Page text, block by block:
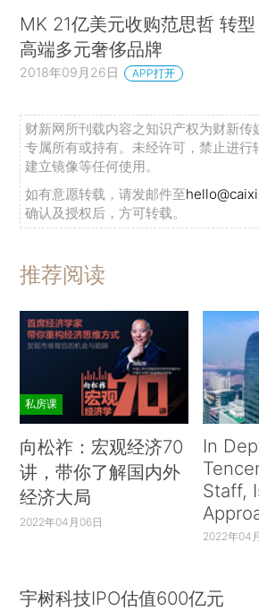
MK 21亿美元收购范思哲 转型
高端多元奢侈品牌
2018年09月26日 APP打开
财新网所刊载内容之知识产权为财新传
专属所有或持有。未经许可，禁止进行
建立镜像等任何使用。
如有意愿转载，请发邮件至
确认及授权后，方可转载。
推荐阅读
私房课
向松祚：宏观经济70
讲，带你了解国内外
经济大局
2022年04月06日
In
Staff,
2022年04
宇树科技IPO估值600亿元